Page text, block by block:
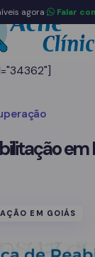
em
EM GOIÁS
agora Falar